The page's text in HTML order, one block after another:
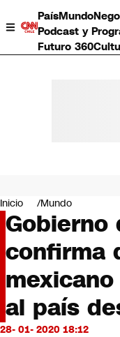
PaísMundo
Podcast y
Futuro 360
Negocios
Deportes
Programas
Cultura
Servicios
Bits
CNN tiempo
Futuro 360
Inicio Mundo
Gobierno
confirma
al país
28- 01- 2020 18:12